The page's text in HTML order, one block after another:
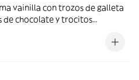
vainilla con trozos de galleta
de chocolate y trocitos